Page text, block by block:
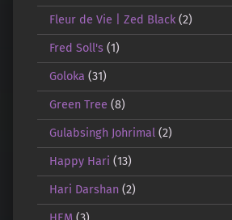
Fleur de Vie | Zed Black(2)
Fred Soll's(1)
Goloka (31)
Green Tree (8)
Gulabsingh Johrimal(2)
Happy Hari (13)
Hari Darshan(2)